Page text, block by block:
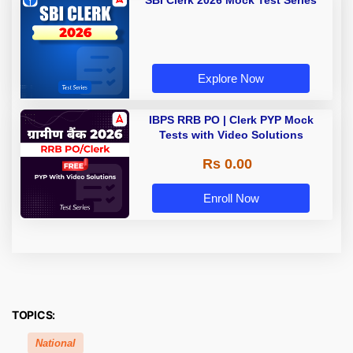
Explore Now
IBPS RRB PO | Clerk PYP Mock
Tests with Video Solutions
Rs 0.00
Enroll Now
TOPICS:
National